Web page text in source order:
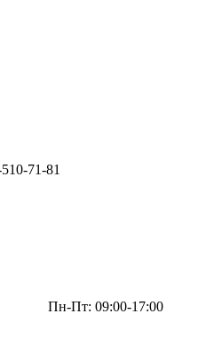
71-81
Пн-Пт: 09:00-17:00